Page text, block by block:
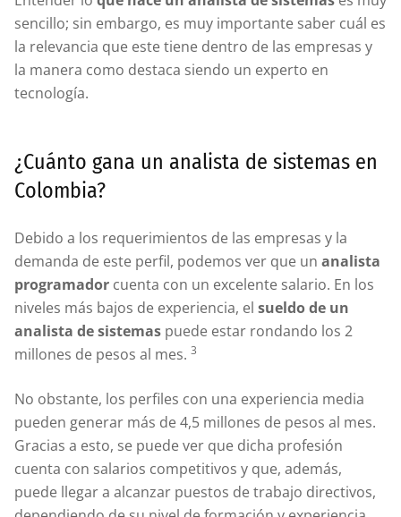
sencillo; sin embargo, es muy importante saber cuál es
la relevancia que este tiene dentro de las empresas y
la manera como destaca siendo un experto en
tecnología.
¿Cuánto gana un analista de sistemas en
Colombia?
Debido a los requerimientos de las empresas y la
demanda de este perfil, podemos ver que un analista
programador cuenta con un excelente salario. En los
niveles más bajos de experiencia, el sueldo de un
analista de sistemas puede estar rondando los 2
millones de pesos al mes. 3
No obstante, los perfiles con una experiencia media
pueden generar más de 4,5 millones de pesos al mes.
Gracias a esto, se puede ver que dicha profesión
cuenta con salarios competitivos y que, además,
puede llegar a alcanzar puestos de trabajo directivos,